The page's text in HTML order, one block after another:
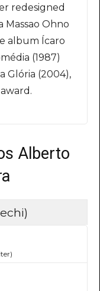
redesigned
Massao Ohno
album Ícaro
(1987)
Glória (2004),
Alberto